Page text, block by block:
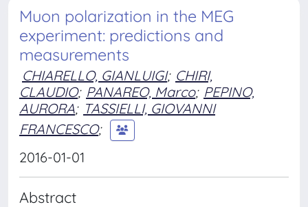
Muon polarization in the MEG
experiment: predictions and
measurements
CHIARELLO, GIANLUIGI; CHIRI,
CLAUDIO; PANAREO, Marco; PEPINO,
AURORA; TASSIELLI, GIOVANNI
FRANCESCO;
2016-01-01
Abstract